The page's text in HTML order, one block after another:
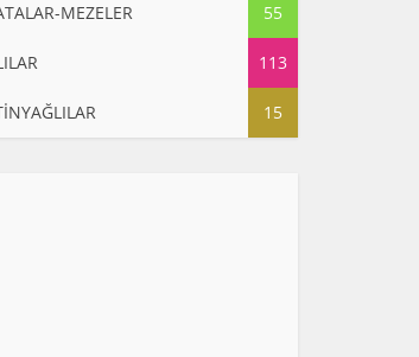
MEZELER 55
113
15